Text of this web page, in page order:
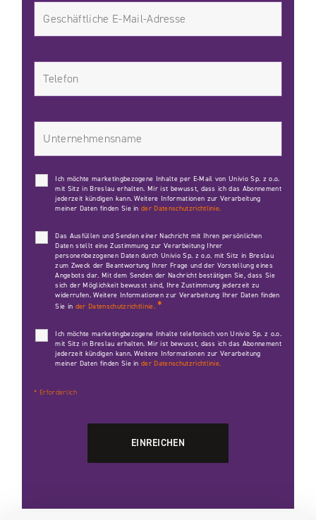
Ich möchte marketingbezogene Inhalte per E-Mail von Univio Sp. z o.o.
mit Sitz in Breslau erhalten. Mir ist bewusst, dass ich das Abonnement
jederzeit kündigen kann. Weitere Informationen zur Verarbeitung
meiner Daten finden Sie inder Datenschutzrichtlinie.
Das Ausfüllen und Senden einer Nachricht mit Ihren persönlichen
Daten stellt eine Zustimmung zur Verarbeitung Ihrer
personenbezogenen Daten durch Univio Sp. z o.o. mit Sitz in Breslau
zum Zweck der Beantwortung Ihrer Frage und der Vorstellung eines
Angebots dar. Mit dem Senden der Nachricht bestätigen Sie, dass Sie
sich der Möglichkeit bewusst sind, Ihre Zustimmung jederzeit zu
widerrufen. Weitere Informationen zur Verarbeitung Ihrer Daten finden
Sie in der Datenschutzrichtlinie. *
Ich möchte marketingbezogene Inhalte telefonisch von Univio Sp. z o.o.
mit Sitz in Breslau erhalten. Mir ist bewusst, dass ich das Abonnement
jederzeit kündigen kann. Weitere Informationen zur Verarbeitung
meiner Daten finden Sie inder Datenschutzrichtlinie.
* Erforderlich